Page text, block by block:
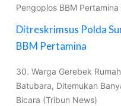
Pengoplos BBM
Ditreskrimsus Polda
BBM Pertamina
30. Warga Gerebek
Batubara, Ditemukan
Bicara (Tribun News)